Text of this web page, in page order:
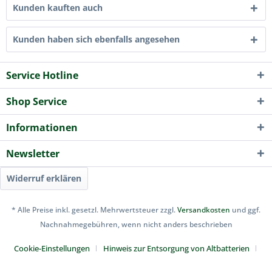
Kunden kauften auch
Kunden haben sich ebenfalls angesehen
Service Hotline
Shop Service
Informationen
Newsletter
Widerruf erklären
* Alle Preise inkl. gesetzl. Mehrwertsteuer zzgl.Versandkosten und ggf.
Nachnahmegebühren, wenn nicht anders beschrieben
Cookie-Einstellungen
Hinweis zur Entsorgung von Altbatterien